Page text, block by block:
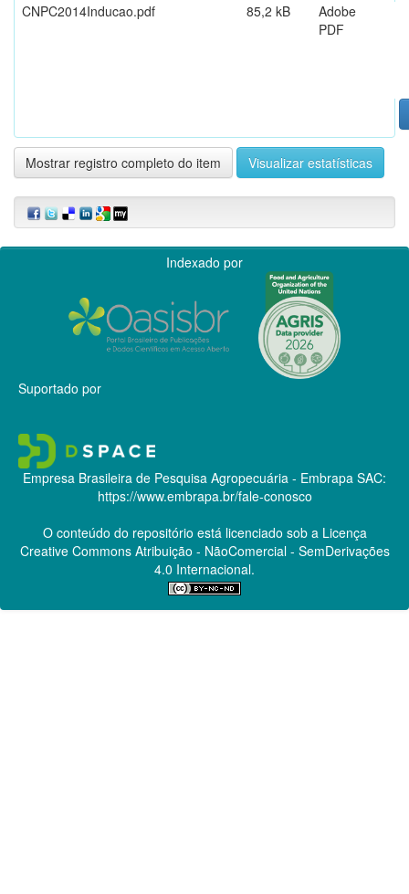
CNPC2014Inducao.pdf
85,2 kB
Adobe
PDF
Mostrar registro completo do item Visualizar estatísticas
Indexado por
Suportado por
Empresa Brasileira de Pesquisa Agropecuária - Embrapa SAC:
https://www.embrapa.br/fale-conosco
O conteúdo do repositório está licenciado sob a Licença
Creative CommonsAtribuição - NãoComercial - SemDerivações
4.0 Internacional.